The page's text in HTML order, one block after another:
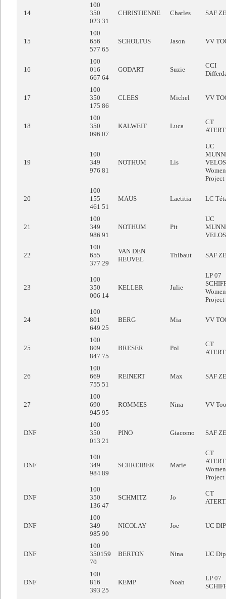
14
100
350
023 31
CHRISTIENNE Charles SAF
15
100
656
577 65
SCHOLTUS Jason VV
16
100
016
667 64
GODART Suzie
CCI
17
100
350
175 86
CLEES Michel VV
18
100
350
096 07
KALWEIT Luca
CT
19
100
349
976 81
NOTHUM Lis
UC
Project
20
100
155
461 51
MAUS Laetitia LC
21
100
349
986 91
NOTHUM Pit
UC
22
100
655
377 29
VAN DEN
HEUVEL
Thibaut SAF
23
100
350
006 14
KELLER Julie
LP 07
Project
24
100
801
649 25
BERG Mia VV
25
100
809
847 75
BRESER Pol
CT
26
100
669
755 51
REINERT Max SAF
27
100
690
945 95
ROMMES Nina VV
DNF
100
350
013 21
PINO Giacomo SAF
DNF
100
349
984 89
SCHREIBER Marie
CT
Project
DNF
100
350
136 47
SCHMITZ Jo
CT
DNF
100
349
985 90
NICOLAY Joe UC
DNF
100
350159
70
BERTON Nina UC
DNF
100
816
393 25
KEMP Noah
LP 07